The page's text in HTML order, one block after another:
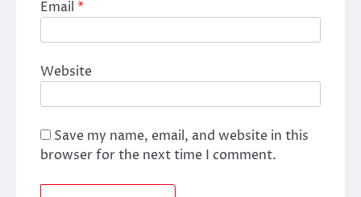
Email *
Website
Save my name, email, and website in this
browser for the next time I comment.